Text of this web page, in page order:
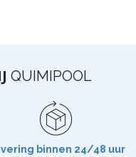
QUIMIPOOL
binnen 24/48 uur